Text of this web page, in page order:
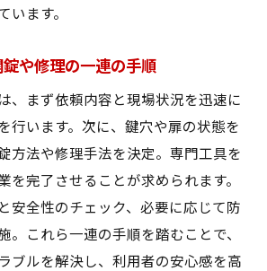
います。
や修理の一連の手順
、まず依頼内容と現場状況を迅速に
行います。次に、鍵穴や扉の状態を
方法や修理手法を決定。専門工具を
を完了させることが求められます。
安全性のチェック、必要に応じて防
。これら一連の手順を踏むことで、
ブルを解決し、利用者の安心感を高